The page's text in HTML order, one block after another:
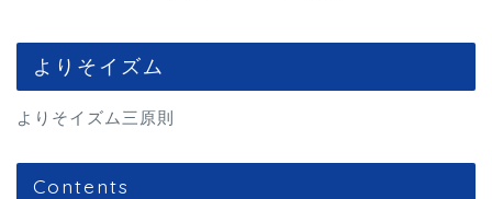
よりそイズム
よりそイズム三原則
Contents